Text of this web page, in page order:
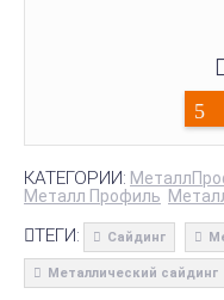
КАТЕГОРИИ:
Металл Профиль
ТЕГИ: Сайдинг
Металлический сайдинг